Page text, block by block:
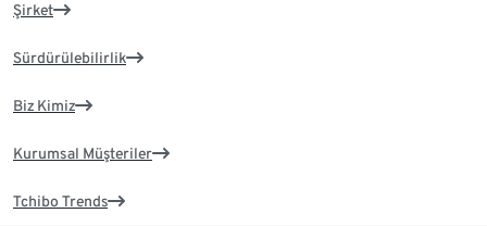
Şirket
Sürdürülebilirlik
Biz Kimiz
Kurumsal Müşteriler
Tchibo Trends